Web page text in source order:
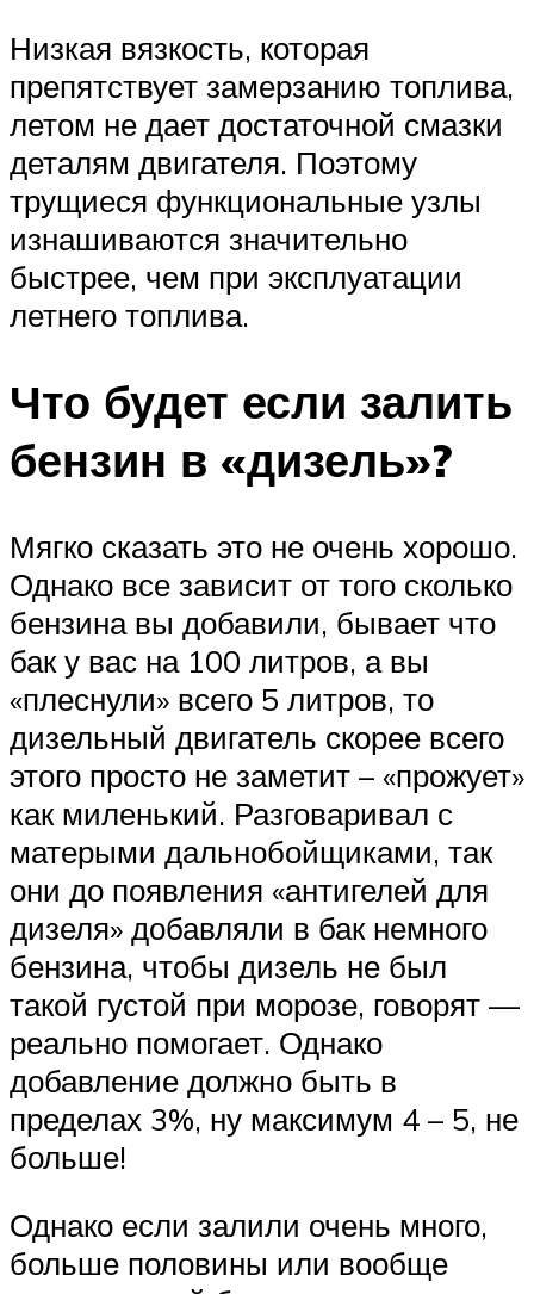
Низкая вязкость, которая
препятствует замерзанию топлива,
летом не дает достаточной смазки
деталям двигателя. Поэтому
трущиеся функциональные узлы
изнашиваются значительно
быстрее, чем при эксплуатации
летнего топлива.
Что будет если залить
бензин в «дизель»?
Мягко сказать это не очень хорошо.
Однако все зависит от того сколько
бензина вы добавили, бывает что
бак у вас на 100 литров, а вы
«плеснули» всего 5 литров, то
дизельный двигатель скорее всего
этого просто не заметит – «прожует»
как миленький. Разговаривал с
матерыми дальнобойщиками, так
они до появления «антигелей для
дизеля» добавляли в бак немного
бензина, чтобы дизель не был
такой густой при морозе, говорят —
реально помогает. Однако
добавление должно быть в
пределах 3%, ну максимум 4 – 5, не
больше!
Однако если залили очень много,
больше половины или вообще